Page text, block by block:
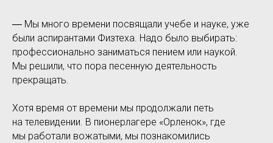
― Мы много времени посвящали учебе и науке, уже
были аспирантами Физтеха. Надо было выбирать:
профессионально заниматься пением или наукой.
Мы решили, что пора песенную деятельность
прекращать.
Хотя время от времени мы продолжали петь
на телевидении. В пионерлагере «Орленок», где
мы работали вожатыми, мы познакомились